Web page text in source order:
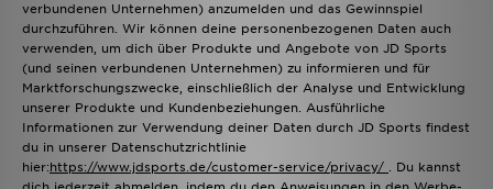
verbundenen Unternehmen) anzumelden und das Gewinnspiel
durchzuführen. Wir können deine personenbezogenen Daten auch
verwenden, um dich über Produkte und Angebote von JD Sports
(und seinen verbundenen Unternehmen) zu informieren und für
Marktforschungszwecke, einschließlich der Analyse und Entwicklung
unserer Produkte und Kundenbeziehungen. Ausführliche
Informationen zur Verwendung deiner Daten durch JD Sports findest
du in unserer Datenschutzrichtlinie
hier:https://www.jdsports.de/customer-service/privacy/ . Du kannst